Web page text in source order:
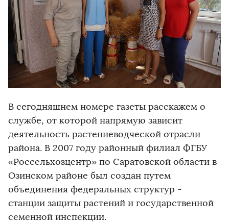
В сегодняшнем номере газеты расскажем о
службе, от которой напрямую зависит
деятельность растениеводческой отрасли
района. В 2007 году районный филиал ФГБУ
«Россельхозцентр» по Саратовской области в
Озинском районе был создан путем
объединения федеральных структур -
станции защиты растений и государственной
семенной инспекции.